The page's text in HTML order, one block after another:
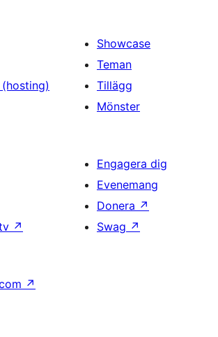
Showcase
Teman
Tillägg
Mönster
↗
Engagera dig
Evenemang
Donera ↗
Swag ↗
↗